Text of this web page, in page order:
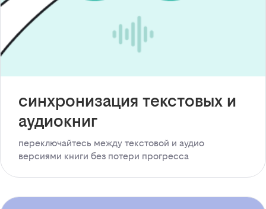
синхронизация текстовых и
аудиокниг
переключайтесь между текстовой и аудио
версиями книги без потери прогресса